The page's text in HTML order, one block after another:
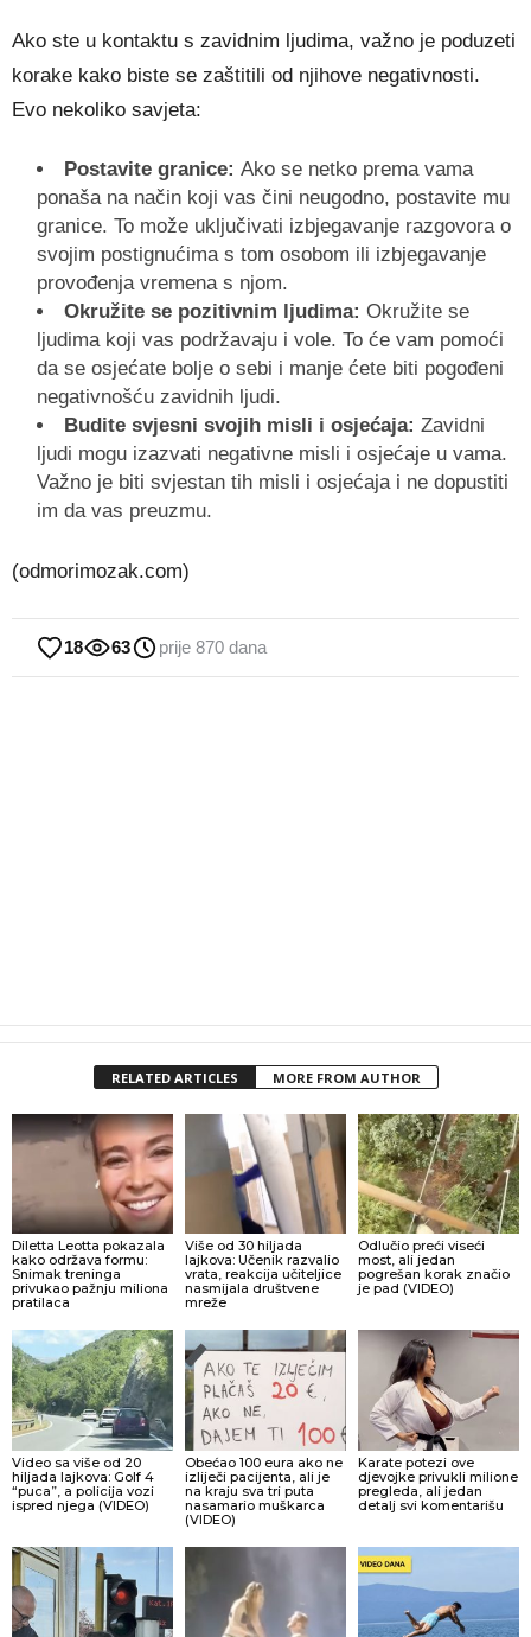
Ako ste u kontaktu s zavidnim ljudima, važno je poduzeti
korake kako biste se zaštitili od njihove negativnosti.
Evo nekoliko savjeta:
Postavite granice: Ako se netko prema vama
ponaša na način koji vas čini neugodno, postavite mu
granice. To može uključivati ​​izbjegavanje razgovora o
svojim postignućima s tom osobom ili izbjegavanje
provođenja vremena s njom.
Okružite se pozitivnim ljudima: Okružite se
ljudima koji vas podržavaju i vole. To će vam pomoći
da se osjećate bolje o sebi i manje ćete biti pogođeni
negativnošću zavidnih ljudi.
Budite svjesni svojih misli i osjećaja: Zavidni
ljudi mogu izazvati negativne misli i osjećaje u vama.
Važno je biti svjestan tih misli i osjećaja i ne dopustiti
im da vas preuzmu.
(odmorimozak.com)
18 63 prije 870 dana
RELATED ARTICLES MORE FROM AUTHOR
Diletta Leotta pokazala
kako održava formu:
Snimak treninga
privukao pažnju miliona
pratilaca
Više od 30 hiljada
lajkova: Učenik razvalio
vrata, reakcija učiteljice
nasmijala društvene
mreže
Odlučio preći viseći
most, ali jedan
pogrešan korak značio
je pad (VIDEO)
Video sa više od 20
hiljada lajkova: Golf 4
“puca”, a policija vozi
ispred njega (VIDEO)
Obećao 100 eura ako ne
izliječi pacijenta, ali je
na kraju sva tri puta
nasamario muškarca
(VIDEO)
Karate potezi ove
djevojke privukli milione
pregleda, ali jedan
detalj svi komentarišu